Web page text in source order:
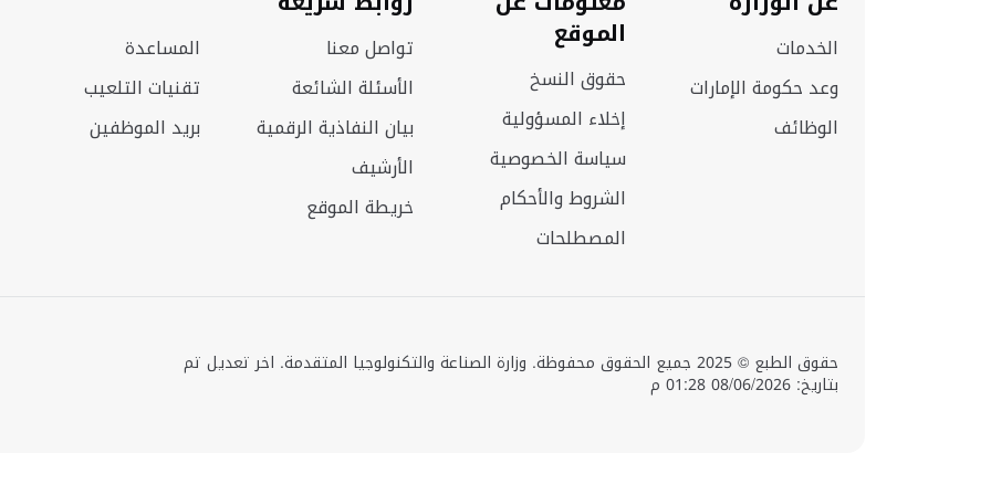
الخدمات
وعد حكومة الإمارات
الوظائف
الموقع
حقوق النسخ
إخلاء المسؤولية
سياسة الخصوصية
الشروط والأحكام
المصطلحات
تواصل معنا
الأسئلة الشائعة
بيان النفاذية الرقمية
الأرشيف
خريطة الموقع
المساعدة
تقنيات التلعيب
بريد الموظفين
حقوق الطبع © 2025 جميع الحقوق محفوظة. وزارة الصناعة والتكنولوجيا المتقدمة. اخر تعديل تم
بتاريخ: 08/06/2026 01:28 م